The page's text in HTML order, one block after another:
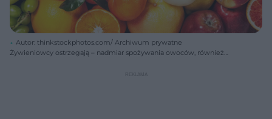
Autor: thinkstockphotos.com/ Archiwum prywatne
Żywieniowcy ostrzegają – nadmiar spożywania owoców, również